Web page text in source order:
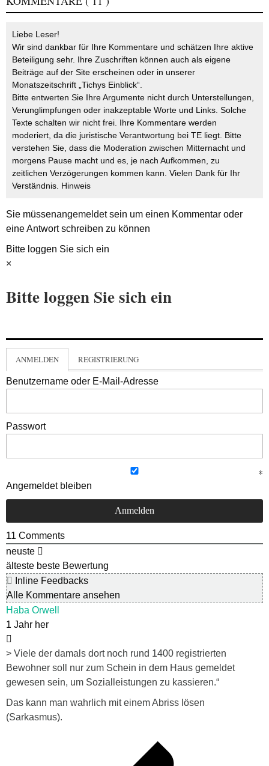
Liebe Leser!
Wir sind dankbar für Ihre Kommentare und schätzen Ihre aktive
Beteiligung sehr. Ihre Zuschriften können auch als eigene
Beiträge auf der Site erscheinen oder in unserer
Monatszeitschrift „Tichys Einblick“.
Bitte entwerten Sie Ihre Argumente nicht durch Unterstellungen,
Verunglimpfungen oder inakzeptable Worte und Links. Solche
Texte schalten wir nicht frei. Ihre Kommentare werden
moderiert, da die juristische Verantwortung bei TE liegt. Bitte
verstehen Sie, dass die Moderation zwischen Mitternacht und
morgens Pause macht und es, je nach Aufkommen, zu
zeitlichen Verzögerungen kommen kann. Vielen Dank für Ihr
Verständnis. Hinweis
Sie müssenangemeldetsein um einen Kommentar oder
eine Antwort schreiben zu können
Bitte loggen Sie sich ein
×
Bitte loggen Sie sich ein
ANMELDEN REGISTRIERUNG
Benutzername oder E-Mail-Adresse
Passwort
Angemeldet bleiben
11 Comments
neuste
älteste beste Bewertung
Inline Feedbacks
Alle Kommentare ansehen
Haba Orwell
1 Jahr her
> Viele der damals dort noch rund 1400 registrierten
Bewohner soll nur zum Schein in dem Haus gemeldet
gewesen sein, um Sozialleistungen zu kassieren.“
Das kann man wahrlich mit einem Abriss lösen
(Sarkasmus).